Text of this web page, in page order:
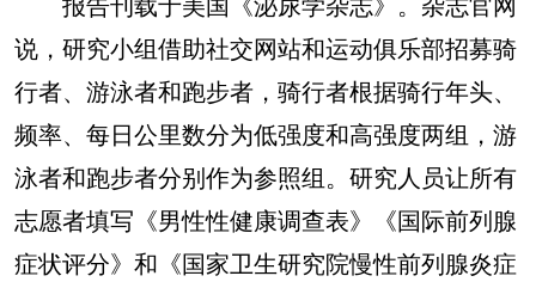
说，研究小组借助社交网站和运动俱乐部招募骑
行者、游泳者和跑步者，骑行者根据骑行年头、
频率、每日公里数分为低强度和高强度两组，游
泳者和跑步者分别作为参照组。研究人员让所有
志愿者填写《男性性健康调查表》《国际前列腺
症状评分》和《国家卫生研究院慢性前列腺炎症